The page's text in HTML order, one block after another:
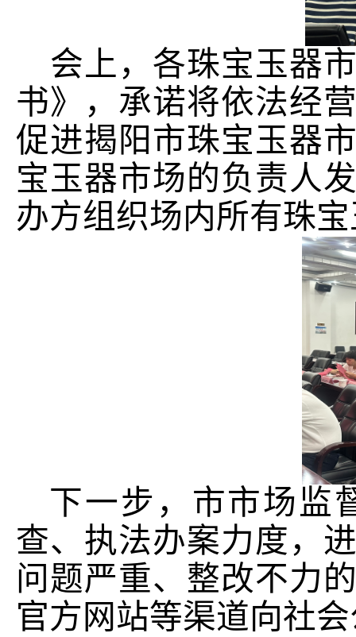
会上， 各珠宝玉器
书》
， 承诺将依法经
促进揭阳市珠宝玉器
宝玉器市场的负责人
办方组织场内所有珠
下一步，市市场监
查、执法办案力度，
问题严重、整改不力
官方网站等渠道向社